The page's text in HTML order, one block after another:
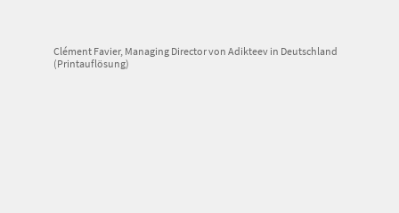
Clément Favier, Managing Director von Adikteev in Deutschland
(Printauflösung)